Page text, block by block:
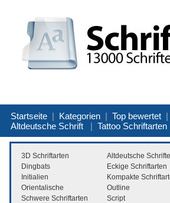
Startseite | Kategorien | Top bewertet |
Altdeutsche Schrift | Tattoo Schriftarten
3D Schriftarten Altdeutsche
Dingbats
Eckige Schriftarten
Initialien
Kompakte
Orientalische
Outline
Schwere Schriftarten
Script